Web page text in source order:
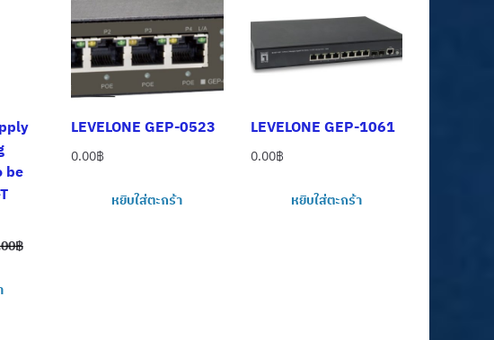
be
฿
LEVELONE GEP-0523
0.00฿
หยิบใส่ตะกร้า
LEVELONE GEP-1061
0.00฿
หยิบใส่ตะกร้า